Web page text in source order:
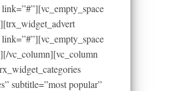
vc_column][vc_column
subtitle=”most popular”